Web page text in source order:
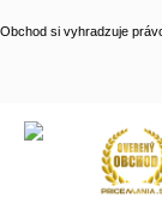
Obchod si vyhradzuje